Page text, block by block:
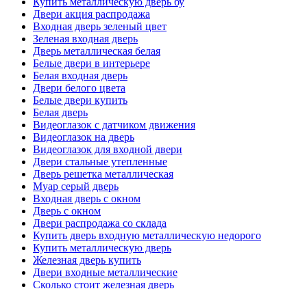
Двери акция распродажа
Входная дверь зеленый цвет
Зеленая входная дверь
Дверь металлическая белая
Белые двери в интерьере
Белая входная дверь
Двери белого цвета
Белые двери купить
Белая дверь
Видеоглазок с датчиком движения
Видеоглазок на дверь
Видеоглазок для входной двери
Двери стальные утепленные
Дверь решетка металлическая
Муар серый дверь
Входная дверь с окном
Дверь с окном
Двери распродажа со склада
Купить дверь входную металлическую недорого
Купить металлическую дверь
Железная дверь купить
Двери входные металлические
Сколько стоит железная дверь